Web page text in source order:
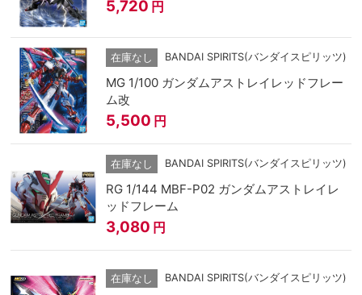
5,720 円
在庫なし BANDAI SPIRITS(バンダイスピリッツ)
MG 1/100 ガンダムアストレイレッドフレー
ム改
5,500 円
在庫なし BANDAI SPIRITS(バンダイスピリッツ)
RG 1/144 MBF-P02 ガンダムアストレイレ
ッドフレーム
3,080 円
在庫なし BANDAI SPIRITS(バンダイスピリッツ)